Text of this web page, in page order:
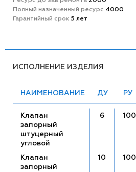
Полный назначенный ресурс 4000
Гарантийный срок 5 лет
ИСПОЛНЕНИЕ ИЗДЕЛИЯ
НАИМЕНОВАНИЕ ДУ РУ
Клапан
запорный
штуцерный
угловой
6 100
Клапан
запорный
10 100